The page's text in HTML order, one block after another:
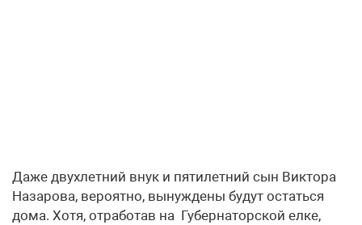
Даже двухлетний внук и пятилетний сын Виктора
Назарова, вероятно, вынуждены будут остаться
дома. Хотя, отработав на Губернаторской елке,